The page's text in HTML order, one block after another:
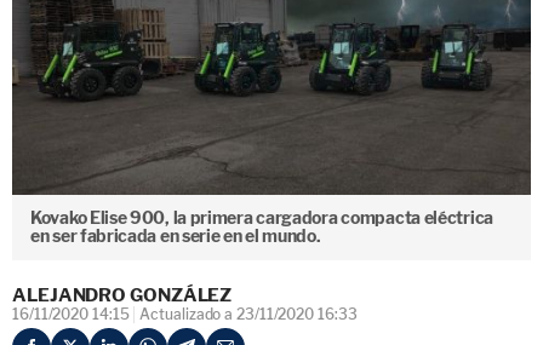
Kovako Elise 900, la primera cargadora compacta eléctrica
en ser fabricada en serie en el mundo.
ALEJANDRO GONZÁLEZ
16/11/2020 14:15 Actualizado a 23/11/2020 16:33